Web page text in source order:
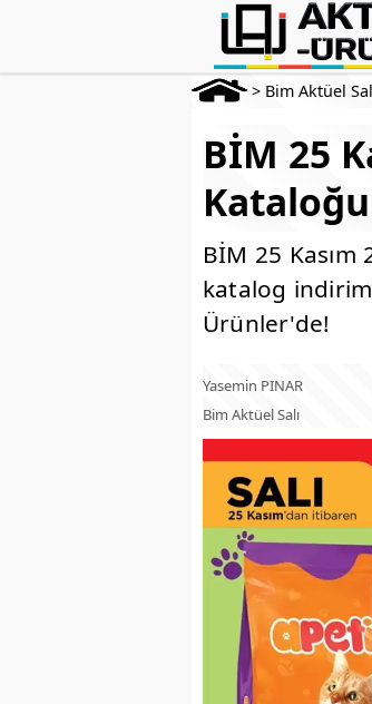
> Bim Aktüel
BİM 25
Kataloğu
BİM 25
katalog
Ürünler'de!
Yasemin PINAR
Bim Aktüel Salı